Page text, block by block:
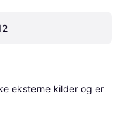
eksterne kilder og er